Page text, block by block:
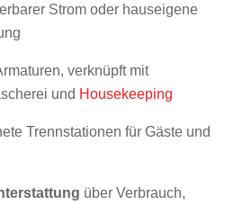
Strom oder hauseigene
verknüpft mit
und Housekeeping
Trennstationen für Gäste und
über Verbrauch,